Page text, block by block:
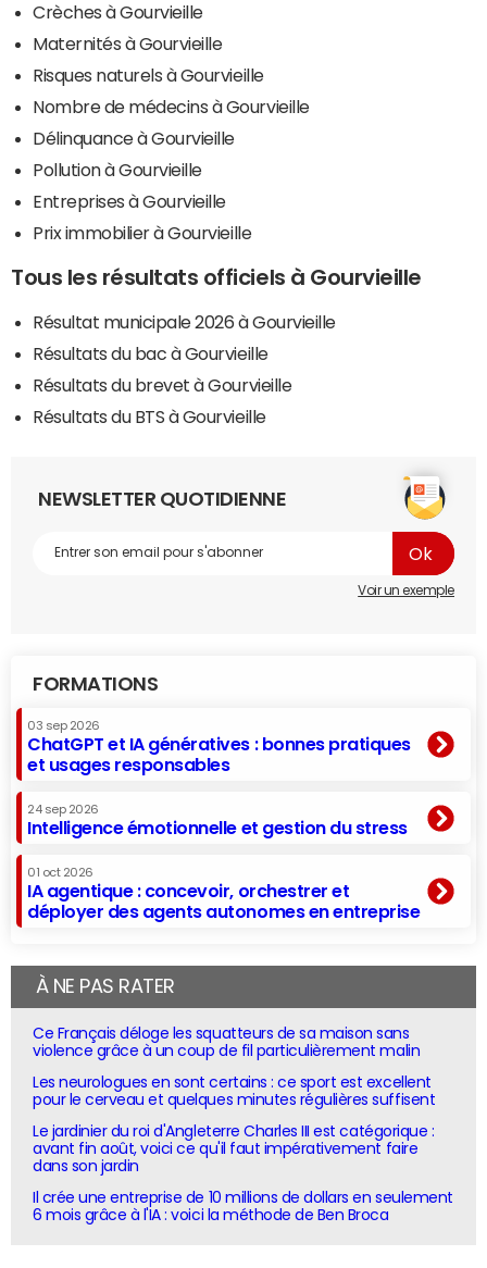
Crèches à Gourvieille
Maternités à Gourvieille
Risques naturels à Gourvieille
Nombre de médecins à Gourvieille
Délinquance à Gourvieille
Pollution à Gourvieille
Entreprises à Gourvieille
Prix immobilier à Gourvieille
Tous les résultats officiels à Gourvieille
Résultat municipale 2026 à Gourvieille
Résultats du bac à Gourvieille
Résultats du brevet à Gourvieille
Résultats du BTS à Gourvieille
NEWSLETTER QUOTIDIENNE
Voir un exemple
FORMATIONS
03 sep 2026
ChatGPT et IA génératives : bonnes pratiques
et usages responsables
24 sep 2026
Intelligence émotionnelle et gestion du stress
01 oct 2026
IA agentique : concevoir, orchestrer et
déployer des agents autonomes en entreprise
À NE PAS RATER
Ce Français déloge les squatteurs de sa maison sans
violence grâce à un coup de fil particulièrement malin
Les neurologues en sont certains : ce sport est excellent
pour le cerveau et quelques minutes régulières suffisent
Le jardinier du roi d'Angleterre Charles III est catégorique :
avant fin août, voici ce qu'il faut impérativement faire
dans son jardin
Il crée une entreprise de 10 millions de dollars en seulement
6 mois grâce à l'IA : voici la méthode de Ben Broca